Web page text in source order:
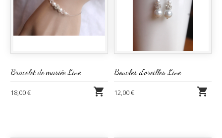
Bracelet de mariée Line
18,00 € 
Boucles d'oreilles Line
12,00 € 